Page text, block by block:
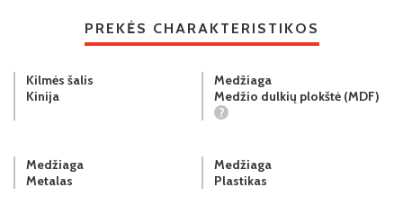
PREKĖS CHARAKTERISTIKOS
Kilmės šalis
Kinija
Medžiaga
Medžio dulkių plokštė (MDF)
?
Medžiaga
Metalas
Medžiaga
Plastikas